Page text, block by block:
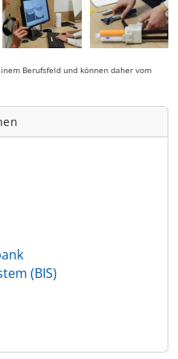
Berufsfeld und können daher vom
(BIS)